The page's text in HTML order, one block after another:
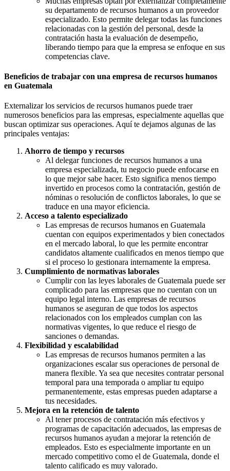
su departamento de recursos humanos a un proveedor
especializado. Esto permite delegar todas las funciones
relacionadas con la gestión del personal, desde la
contratación hasta la evaluación de desempeño,
liberando tiempo para que la empresa se enfoque en sus
competencias clave.
Beneficios de trabajar con una empresa de recursos humanos
en Guatemala
Externalizar los servicios de recursos humanos puede traer
numerosos beneficios para las empresas, especialmente aquellas que
buscan optimizar sus operaciones. Aquí te dejamos algunas de las
principales ventajas:
Ahorro de tiempo y recursos
Al delegar funciones de recursos humanos a una
empresa especializada, tu negocio puede enfocarse en
lo que mejor sabe hacer. Esto significa menos tiempo
invertido en procesos como la contratación, gestión de
nóminas o resolución de conflictos laborales, lo que se
traduce en una mayor eficiencia.
Acceso a talento especializado
Las empresas de recursos humanos en Guatemala
cuentan con equipos experimentados y bien conectados
en el mercado laboral, lo que les permite encontrar
candidatos altamente cualificados en menos tiempo que
si el proceso lo gestionara internamente la empresa.
Cumplimiento de normativas laborales
Cumplir con las leyes laborales de Guatemala puede ser
complicado para las empresas que no cuentan con un
equipo legal interno. Las empresas de recursos
humanos se aseguran de que todos los aspectos
relacionados con los empleados cumplan con las
normativas vigentes, lo que reduce el riesgo de
sanciones o demandas.
Flexibilidad y escalabilidad
Las empresas de recursos humanos permiten a las
organizaciones escalar sus operaciones de personal de
manera flexible. Ya sea que necesites contratar personal
temporal para una temporada o ampliar tu equipo
permanentemente, estas empresas pueden adaptarse a
tus necesidades.
Mejora en la retención de talento
Al tener procesos de contratación más efectivos y
programas de capacitación adecuados, las empresas de
recursos humanos ayudan a mejorar la retención de
empleados. Esto es especialmente importante en un
mercado competitivo como el de Guatemala, donde el
talento calificado es muy valorado.